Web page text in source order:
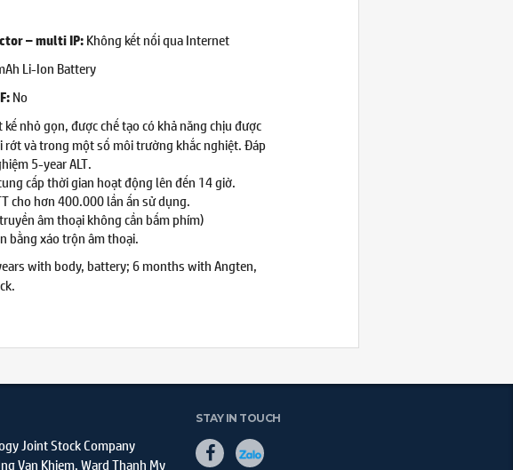
– multi IP:Không kết nối qua Internet
Li-Ion Battery
No
kế nhỏ gọn, được chế tạo có khả năng chịu được
rớt và trong một số môi trường khắc nghiệt. Đáp
5-year ALT.
cấp thời gian hoạt động lên đến 14 giờ.
cho hơn 400.000 lần ấn sử dụng.
âm thoại không cần bấm phím)
bằng xáo trộn âm thoại.
with body, battery; 6 months with Angten,
Joint Stock Company
Van Khiem, Ward Thanh My
STAY IN TOUCH